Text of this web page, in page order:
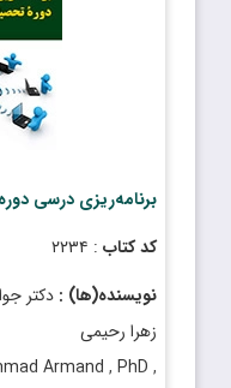
برنامه‌‌ریزی درسی
کد کتاب : ۲۲۳۴
نویسنده(ها) : دکتر
زهرا رحیمی
Armand , PhD ,